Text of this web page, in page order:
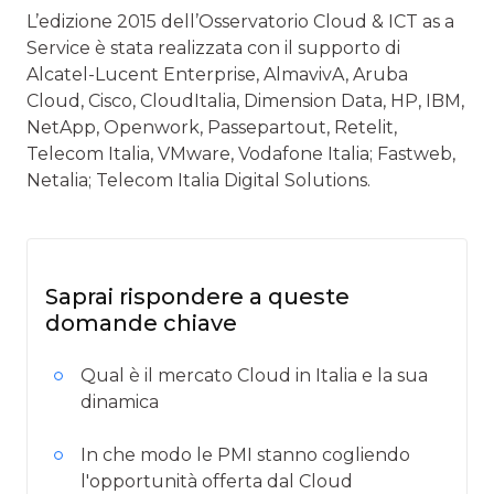
L’edizione 2015 dell’Osservatorio Cloud & ICT as a
Service è stata realizzata con il supporto di
Alcatel-Lucent Enterprise, AlmavivA, Aruba
Cloud, Cisco, CloudItalia, Dimension Data, HP, IBM,
NetApp, Openwork, Passepartout, Retelit,
Telecom Italia, VMware, Vodafone Italia; Fastweb,
Netalia; Telecom Italia Digital Solutions.
Saprai rispondere a queste
domande chiave
Qual è il mercato Cloud in Italia e la sua
dinamica
In che modo le PMI stanno cogliendo
l'opportunità offerta dal Cloud